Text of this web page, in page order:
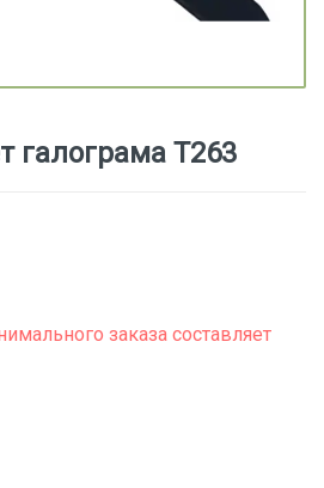
галограма Т263
заказа составляет